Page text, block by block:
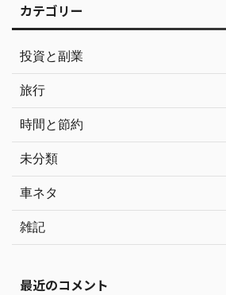
カテゴリー
投資と副業
旅行
時間と節約
未分類
車ネタ
雑記
最近のコメント